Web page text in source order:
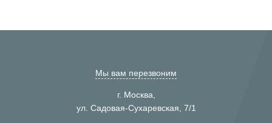
Мы вам перезвоним
г. Москва,
ул. Садовая-Сухаревская, 7/1